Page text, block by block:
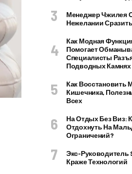
Менеджер Чжилея
Нежелании
Как Модная
Помогает
Специалисты
Подводных
Как Восстановить
Кишечника,
Всех
На Отдых Без Виз:
Отдохнуть На
Ограничений?
Экс-Руководитель
Краже Технологий